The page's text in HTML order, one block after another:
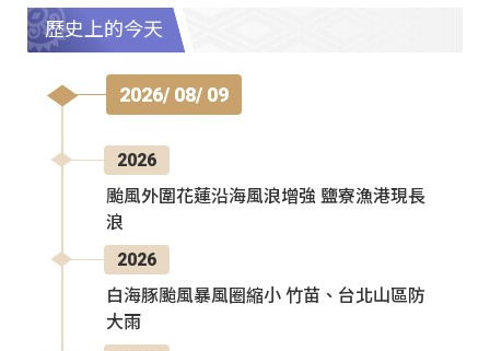
歷史上的今天
2026/ 08/ 09
2026
颱風外圍花蓮沿海風浪增強 鹽寮漁港現長
浪
2026
白海豚颱風暴風圈縮小 竹苗、台北山區防
大雨